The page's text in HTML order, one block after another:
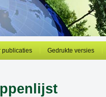
publicaties Gedrukte versies